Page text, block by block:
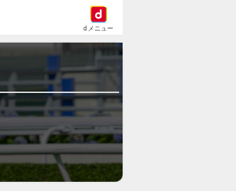
dメニュー